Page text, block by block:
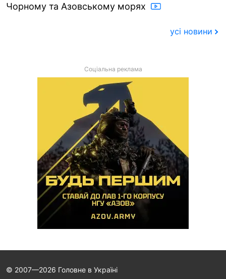
Чорному та Азовському морях
усі новини
Соціальна реклама
© 2007—2026 Головне в Україні